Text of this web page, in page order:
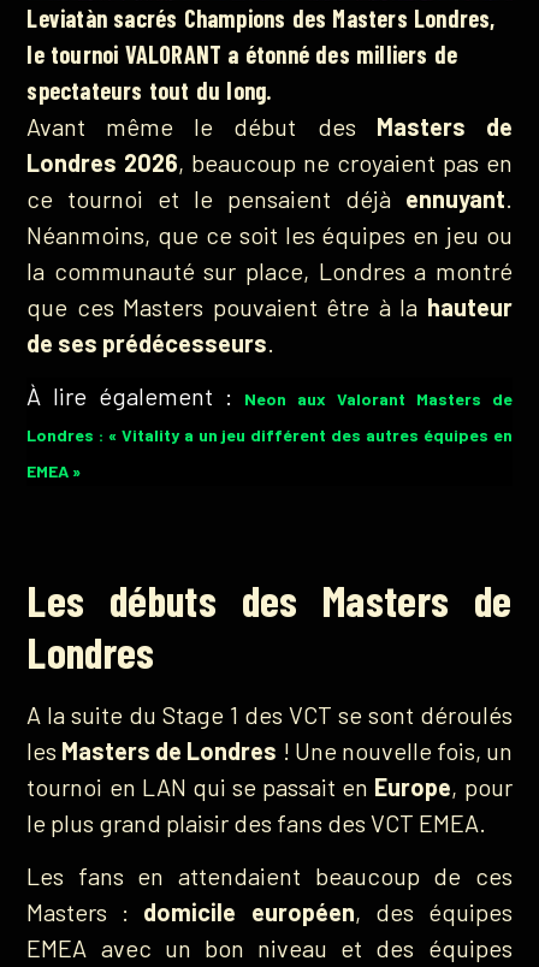
Leviatàn sacrés Champions des Masters Londres,
le tournoi VALORANT a étonné des milliers de
spectateurs tout du long.
Avant même le début des Masters de
Londres 2026, beaucoup ne croyaient pas en
ce tournoi et le pensaient déjà ennuyant
Néanmoins, que ce soit les équipes en jeu ou
la communauté sur place, Londres a montré
que ces Masters pouvaient être à la hauteur
de ses prédécesseurs
À lire également :
Neon aux Valorant Masters de
Londres : « Vitality a un jeu différent des autres équipes en
EMEA »
Les débuts des Masters de
Londres
A la suite du Stage 1 des VCT se sont déroulés
les Masters de Londres ! Une nouvelle fois, un
tournoi en LAN qui se passait en Europe, pour
le plus grand plaisir des fans des VCT EMEA.
Les fans en attendaient beaucoup de ces
Masters : domicile européen, des équipes
EMEA avec un bon niveau et des équipes